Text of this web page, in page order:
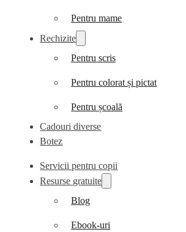
Pentru mame
Rechizite
Pentru scris
Pentru colorat și pictat
Pentru școală
Cadouri diverse
Botez
Servicii pentru copii
Resurse gratuite
Blog
Ebook-uri